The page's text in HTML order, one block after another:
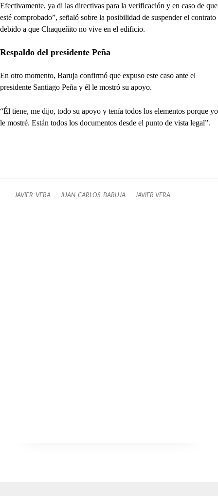
Efectivamente, ya di las directivas para la verificación y en caso de que
esté comprobado”, señaló sobre la posibilidad de suspender el contrato
debido a que Chaqueñito no vive en el edificio.
Respaldo del presidente Peña
En otro momento, Baruja confirmó que expuso este caso ante el
presidente Santiago Peña y él le mostró su apoyo.
“Él tiene, me dijo, todo su apoyo y tenía todos los elementos porque yo
le mostré. Están todos los documentos desde el punto de vista legal”.
JAVIER-VERA JUAN-CARLOS-BARUJA JAVIER VERA